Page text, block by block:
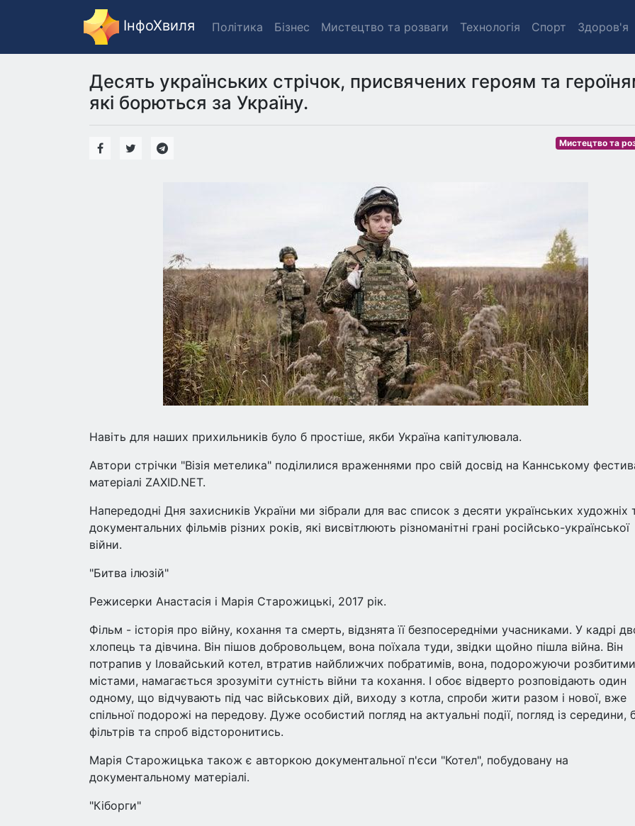
ІнфоХвиля Політика Бізнес Мистецтво та розваги Технологія Спорт Здоров'я
Десять українських стрічок, присвячених героям та
які борються за Україну.
Мистецтво та
Навіть для наших прихильників було б простіше, якби Україна капітулювала.
Автори стрічки "Візія метелика" поділилися враженнями про свій досвід на Каннському
матеріалі ZAXID.NET.
Напередодні Дня захисників України ми зібрали для вас список з десяти українських художніх
документальних фільмів різних років, які висвітлюють різноманітні грані російсько-української
війни.
"Битва ілюзій"
Режисерки Анастасія і Марія Старожицькі, 2017 рік.
Фільм - історія про війну, кохання та смерть, відзнята її безпосередніми учасниками. У кадрі
хлопець та дівчина. Він пішов добровольцем, вона поїхала туди, звідки щойно пішла війна. Він
потрапив у Іловайський котел, втратив найближчих побратимів, вона, подорожуючи розбитими
містами, намагається зрозуміти сутність війни та кохання. І обоє відверто розповідають один
одному, що відчувають під час військових дій, виходу з котла, спроби жити разом і нової, вже
спільної подорожі на передову. Дуже особистий погляд на актуальні події, погляд із середини,
фільтрів та спроб відсторонитись.
Марія Старожицька також є авторкою документальної п'єси "Котел", побудовану на
документальному матеріалі.
"Кіборги"